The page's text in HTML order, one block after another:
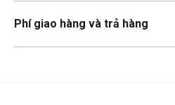
Phí giao hàng và trả hàng